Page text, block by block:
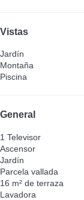
Vistas
Jardín
Montaña
Piscina
General
1 Televisor
Ascensor
Jardín
Parcela vallada
16 m² de terraza
Lavadora